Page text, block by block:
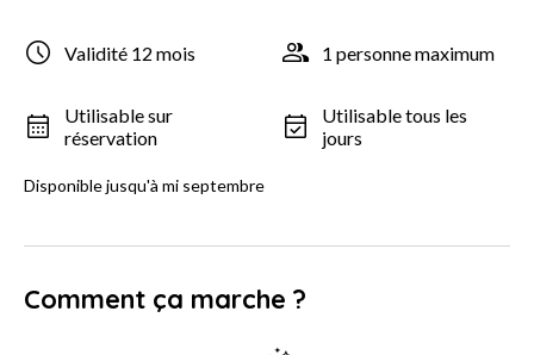
Validité 12 mois 1 personne maximum
Utilisable sur
réservation
Utilisable tous les
jours
Disponible jusqu'à mi septembre
Comment ça marche ?